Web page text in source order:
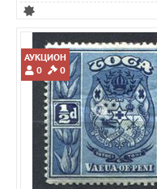
АУКЦИОН
0
0